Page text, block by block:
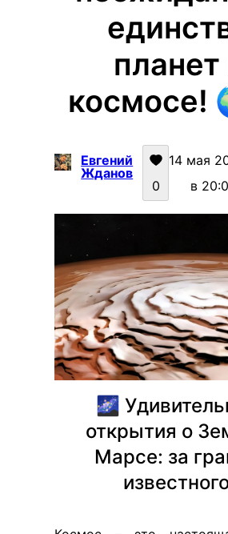
планет
космосе!
Евгений
Жданов
0
14 мая
в
🌌
открытия о
Марсе: за